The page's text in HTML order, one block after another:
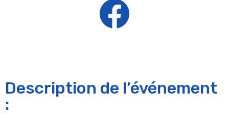
Description de l’événement
: